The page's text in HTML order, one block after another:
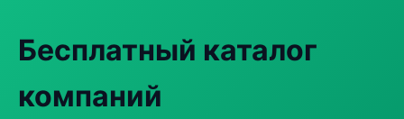
Бесплатный каталог
компаний